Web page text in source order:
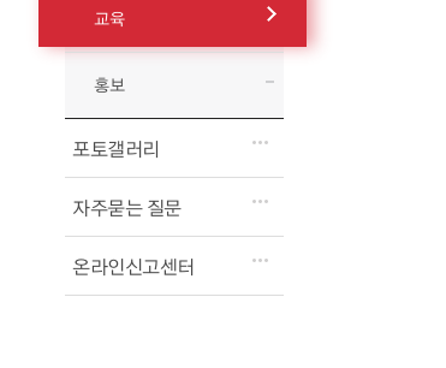
교육
홍보
포토갤러리
자주묻는 질문
온라인신고센터